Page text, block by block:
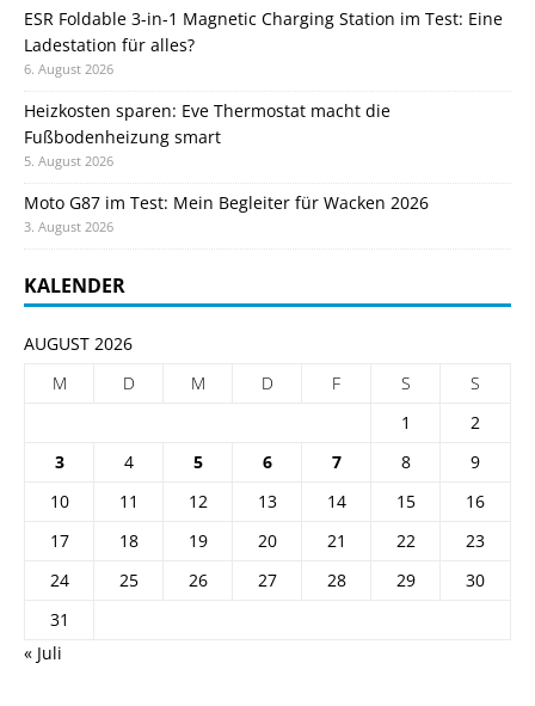
ESR Foldable 3-in-1 Magnetic Charging Station im Test: Eine
Ladestation für alles?
6. August 2026
Heizkosten sparen: Eve Thermostat macht die
Fußbodenheizung smart
5. August 2026
Moto G87 im Test: Mein Begleiter für Wacken 2026
3. August 2026
KALENDER
AUGUST 2026
M
D M D F S
S
1
2
3
4 5 6 7 8
9
10
11 12 13 14 15
16
17
18 19 20 21 22
23
24
25 26 27 28 29
30
31
« Juli